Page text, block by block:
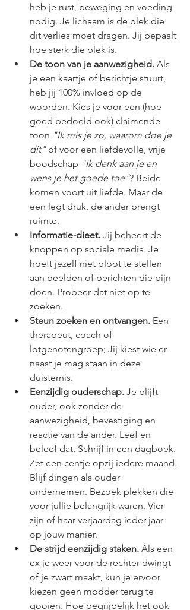
heb je rust, beweging en voeding
nodig. Je lichaam is de plek die
dit verlies moet dragen. Jij bepaalt
hoe sterk die plek is.
De toon van je aanwezigheid. Als
je een kaartje of berichtje stuurt,
heb jij 100% invloed op de
woorden. Kies je voor een (hoe
goed bedoeld ook) claimende
toon "Ik mis je zo, waarom doe je
dit" of voor een liefdevolle, vrije
boodschap "Ik denk aan je en
wens je het goede toe"? Beide
komen voort uit liefde. Maar de
een legt druk, de ander brengt
ruimte.
Informatie-dieet. Jij beheert de
knoppen op sociale media. Je
hoeft jezelf niet bloot te stellen
aan beelden of berichten die pijn
doen. Probeer dat niet op te
zoeken.
Steun zoeken en ontvangen. Een
therapeut, coach of
lotgenotengroep; Jij kiest wie er
naast je mag staan in deze
duisternis.
Eenzijdig ouderschap. Je blijft
ouder, ook zonder de
aanwezigheid, bevestiging en
reactie van de ander. Leef en
beleef dat. Schrijf in een dagboek.
Zet een centje opzij iedere maand.
Blijf dingen als ouder
ondernemen. Bezoek plekken die
voor jullie belangrijk waren. Vier
zijn of haar verjaardag ieder jaar
op jouw manier.
De strijd eenzijdig staken. Als een
ex je weer voor de rechter dwingt
of je zwart maakt, kun je ervoor
kiezen geen modder terug te
gooien. Hoe begrijpelijk het ook